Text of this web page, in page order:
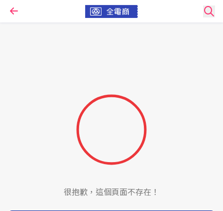
很抱歉，這個頁面不存在！